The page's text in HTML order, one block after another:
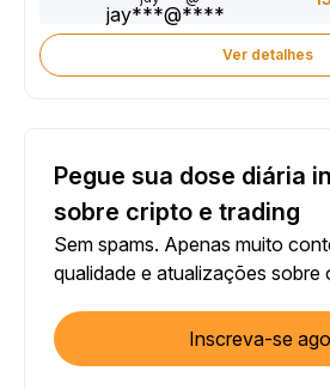
Ver detalhes
Pegue sua dose diária
sobre cripto e trading
Sem spams. Apenas muito
qualidade e atualizações sobre
Inscreva-se